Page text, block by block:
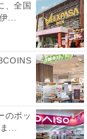
「入之波温泉 山
源泉かけ流し
風呂で濃厚な湯
、全国
...
のポッ
...